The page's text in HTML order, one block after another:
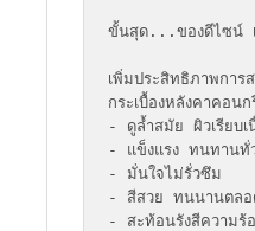
ขั้นสุด...ของดีไซน์ เ
เพิ่มประสิทธิภาพกา
กระเบื้องหลังคาคอน
- ดูล้ำสมัย ผิวเรียบเ
- แข็งแรง ทนทานทั่
- มั่นใจไม่รั่วซึม
- สีสวย ทนนานตลอ
- สะท้อนรังสีความร้